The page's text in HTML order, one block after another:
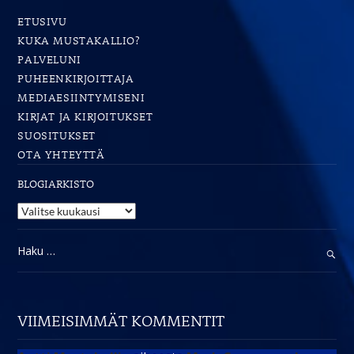
ETUSIVU
KUKA MUSTAKALLIO?
PALVELUNI
PUHEENKIRJOITTAJA
MEDIAESIINTYMISENI
KIRJAT JA KIRJOITUKSET
SUOSITUKSET
OTA YHTEYTTÄ
BLOGIARKISTO
Blogiarkisto
Haku:
VIIMEISIMMÄT KOMMENTIT